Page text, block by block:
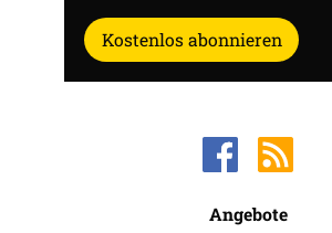
Kostenlos abonnieren
Angebote